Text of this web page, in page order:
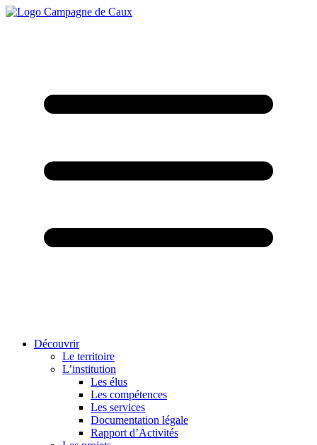
Découvrir
Le territoire
L’institution
Les élus
Les compétences
Les services
Documentation légale
Rapport d’Activités